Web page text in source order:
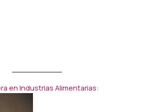
en Industrias Alimentarias: